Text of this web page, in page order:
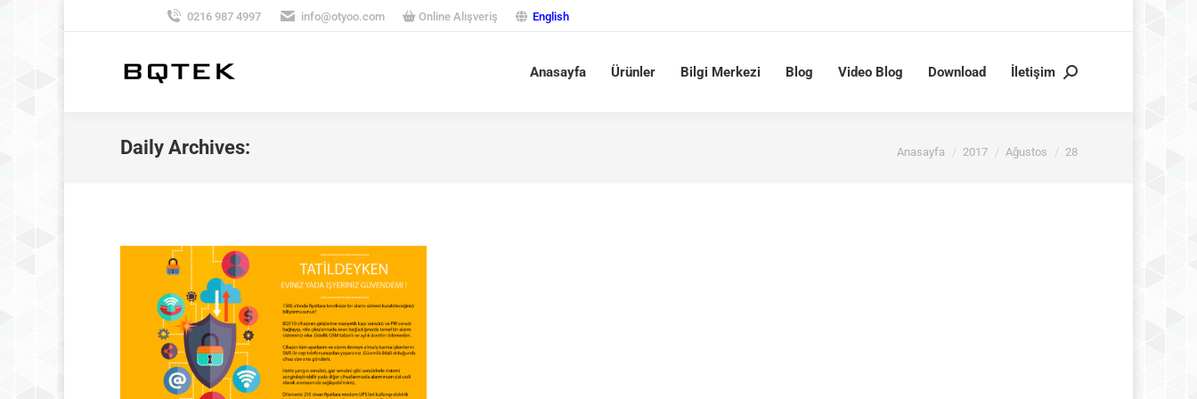
0216 987 4997 info@otyoo.com Online Alışveriş English
Anasayfa Ürünler Bilgi Merkezi Blog Video Blog Download İletişim Search:
Daily Archives: Anasayfa 2017 Ağustos 28